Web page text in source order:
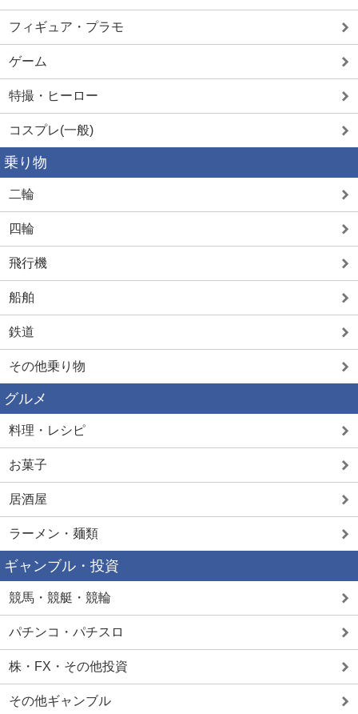
フィギュア・プラモ
ゲーム
特撮・ヒーロー
コスプレ(一般)
乗り物
二輪
四輪
飛行機
船舶
鉄道
その他乗り物
グルメ
料理・レシピ
お菓子
居酒屋
ラーメン・麺類
ギャンブル・投資
競馬・競艇・競輪
パチンコ・パチスロ
株・FX・その他投資
その他ギャンブル